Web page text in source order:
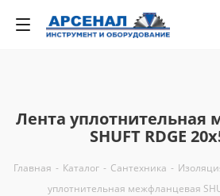
Лента уплотнительная
SHUFT RDGE
Главная - Каталог - Сантехника -
уплотнительная межфланцевая